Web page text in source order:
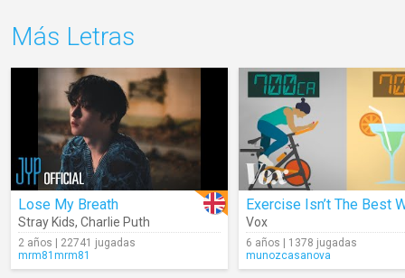
Más Letras
Lose My Breath
Stray Kids, Charlie Puth
2 años | 22741 jugadas
mrm81mrm81
Vox
6 años | 1378 jugadas
munozcasanova